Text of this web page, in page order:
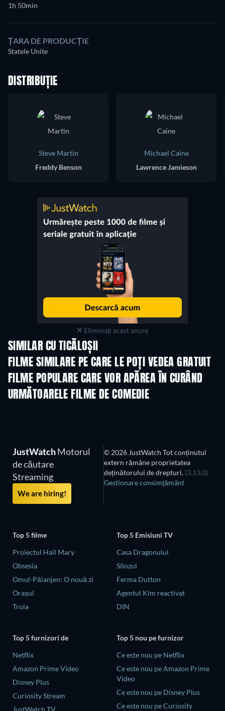
1h 50min
ȚARA DE PRODUCȚIE
Statele Unite
DISTRIBUȚIE
Steve Martin
Freddy Benson
Michael Caine
Lawrence Jamieson
Eliminați acest anunț
SIMILAR CU TICĂLOȘII
FILME SIMILARE PE CARE LE POȚI VEDEA GRATUIT
FILME POPULARE CARE VOR APĂREA ÎN CURÂND
URMĂTOARELE FILME DE COMEDIE
JustWatchMotorul
de căutare
Streaming
We are hiring!
© 2026 JustWatch Tot conținutul
extern rămâne proprietatea
deținătorului de drepturi. (3.13.0)
Gestionare consimțământ
Top 5 filme
Proiectul Hail Mary
Obsesia
Omul-Păianjen: O nouă zi
Orașul
Troia
Top 5 Emisiuni TV
Casa Dragonului
Silozul
Ferma Dutton
Agentul Kim reactivat
DIN
Top 5 furnizori de
Netflix
Amazon Prime Video
Disney Plus
Curiosity Stream
JustWatch TV
Top 5 nou pe furnizor
Ce este nou pe Netflix
Ce este nou pe Amazon Prime
Video
Ce este nou pe Disney Plus
Ce este nou pe Curiosity